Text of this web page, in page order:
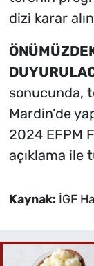
dizi karar
sonucunda,
Mardin’de
2024 EFPM
açıklama ile
Kaynak: İGF